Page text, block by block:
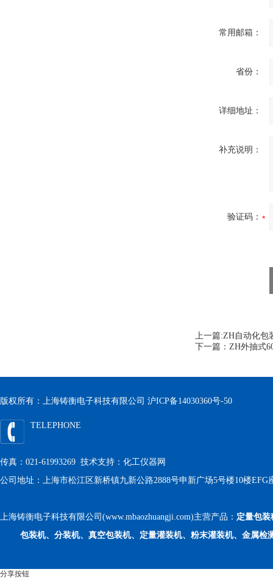
常用邮箱：
省份：
详细地址：
补充说明：
验证码：
上一篇:ZH自动化包
下一篇： ZH外抽式
版权所有：上海铸衡电子科技有限公司 沪ICP备14030360号-50
TELEPHONE
传真：021-61993269 技术支持： 化工仪器网
公司地址：上海市松江区新桥镇九新公路2888号申新广场5号楼10楼EFG
上海铸衡电子科技有限公司(www.mbaozhuangji.com)主营产品： 定量包装
包装机、分装机、真空包装机、定量灌装机、粉末灌装机、金属检
分享按钮